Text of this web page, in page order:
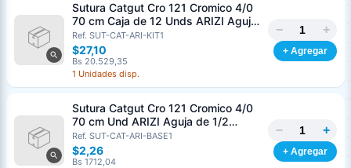
Sutura Catgut Cro 121 Cromico 4/0
70 cm Caja de 12 Unds ARIZI Aguja
de 1/2 Circulo Punta Conica 26 mm
Ref. SUT-CAT-ARI-KIT1
$27,10
Bs 20.529,35
1 Unidades disp.
− +
+ Agregar
Sutura Catgut Cro 121 Cromico 4/0
70 cm Und ARIZI Aguja de 1/2
Circulo Punta Conica 26 mm
Ref. SUT-CAT-ARI-BASE1
$2,26
Bs 1712,04
− +
+ Agregar